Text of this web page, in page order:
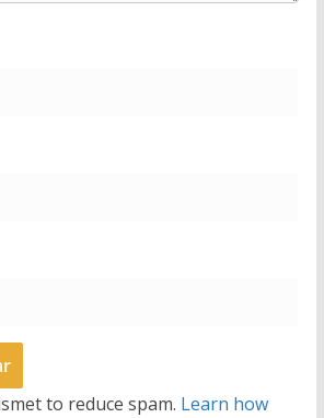
to reduce spam. Learn how